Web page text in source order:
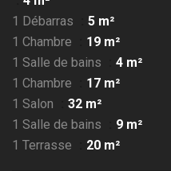
1 Débarras
5 m²
1 Chambre
19 m²
1 Salle de bains
4 m²
1 Chambre
17 m²
1 Salon
32 m²
1 Salle de bains
9 m²
1 Terrasse
20 m²